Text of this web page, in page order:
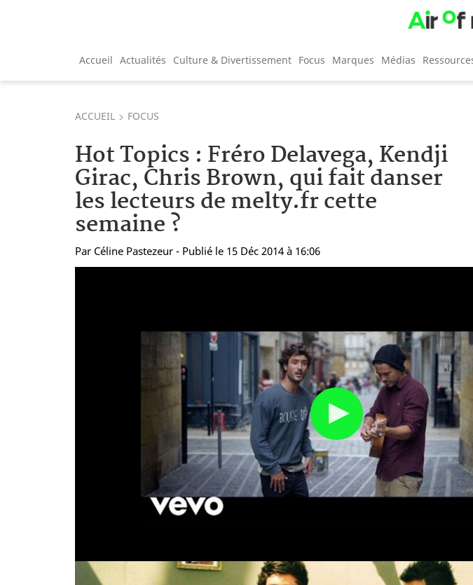
Accueil Actualités Culture & Divertissement Focus Marques Médias
ACCUEIL FOCUS
Hot Topics : Fréro Delavega, Kendji
Girac, Chris Brown, qui fait danser
les lecteurs de melty.fr cette
semaine ?
Par Céline Pastezeur - Publié le 15 Déc 2014 à 16:06